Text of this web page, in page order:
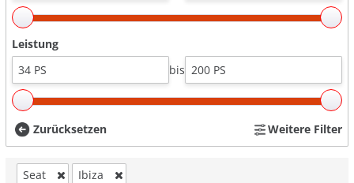
Leistung
bis
Zurücksetzen Weitere Filter
Seat Ibiza